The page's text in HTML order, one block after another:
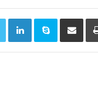
Linkedin Skype